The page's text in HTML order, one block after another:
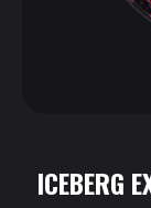
ICEBERG